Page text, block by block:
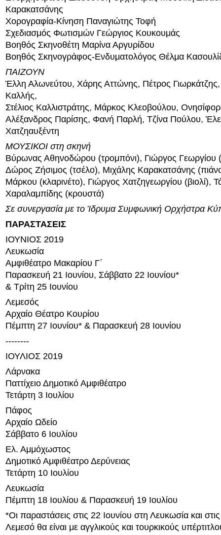
Καρακατσάνης
Χορογραφία-Κίνηση Παναγιώτης Τοφή
Σχεδιασμός Φωτισμών Γεώργιος Κουκουμάς
Βοηθός Σκηνοθέτη Μαρίνα Αργυρίδου
Βοηθός Σκηνογράφος-Ενδυματολόγος Θέλμα
ΠΑΙΖΟΥΝ
Έλλη Αλωνεύτου, Χάρης Αττώνης, Πέτρος
Καλλής,
Στέλιος Καλλιστράτης, Μάρκος Κλεοβούλου,
Αλέξανδρος Παρίσης, Φανή Παρλή, Τζίνα Πούλου,
Χατζηαυξέντη
ΜΟΥΣΙΚΟΙ στη σκηνή
Βύρωνας Αθηνοδώρου (τρομπόνι), Γιώργος Γεωργίου
Δώρος Ζήσιμος (τσέλο), Μιχάλης Καρακατσάνης
Μάρκου (κλαρινέτο), Γιώργος Χατζηγεωργίου (βιολί),
Χαραλαμπίδης (κρουστά)
Σε συνεργασία με το Ίδρυμα Συμφωνική Ορχήστρα
ΠΑΡΑΣΤΑΣΕΙΣ
ΙΟΥΝΙΟΣ 2019
Λευκωσία
Αμφιθέατρο Μακαρίου Γ΄
Παρασκευή 21 Ιουνίου, Σάββατο 22 Ιουνίου*
& Τρίτη 25 Ιουνίου
Λεμεσός
Αρχαίο Θέατρο Κουρίου
Πέμπτη 27 Ιουνίου* & Παρασκευή 28 Ιουνίου
--------
ΙΟΥΛΙΟΣ 2019
Λάρνακα
Παττίχειο Δημοτικό Αμφιθέατρο
Τετάρτη 3 Ιουλίου
Πάφος
Αρχαίο Ωδείο
Σάββατο 6 Ιουλίου
Ελ. Αμμόχωστος
Δημοτικό Αμφιθέατρο Δερύνειας
Τετάρτη 10 Ιουλίου
Λευκωσία
Πέμπτη 18 Ιουλίου & Παρασκευή 19 Ιουλίου
*Οι παραστάσεις στις 22 Ιουνίου στη Λευκωσία και
Λεμεσό θα είναι με αγγλικούς και τουρκικούς